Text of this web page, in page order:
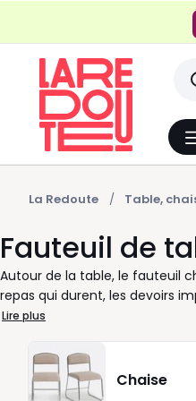
La Redoute Table,
Fauteuil de
Autour de la table, le fauteuil
repas qui durent, les devoirs
pensés pour suivre votre
apportent un vrai plus au
Pour bien choisir, pensez à
autour de la table. Si vous
Lire plus
Chaise